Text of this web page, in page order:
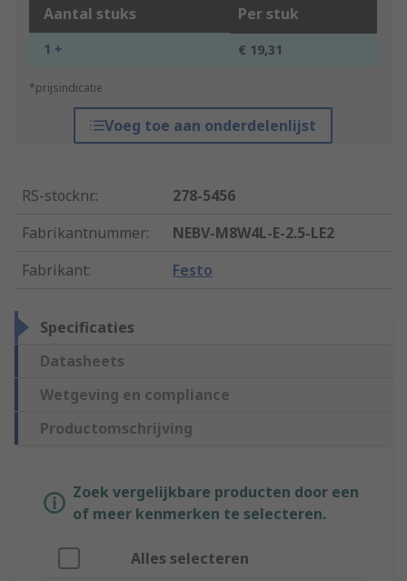
Aantal stuks Per stuk
1 + € 19,31
*prijsindicatie
Voeg toe aan onderdelenlijst
RS-stocknr.:
278-5456
Fabrikantnummer:
NEBV-M8W4L-E-2.5-LE2
Fabrikant: Festo
Specificaties
Datasheets
Wetgeving en compliance
Productomschrijving
Zoek vergelijkbare producten door een
of meer kenmerken te selecteren.
Alles selecteren